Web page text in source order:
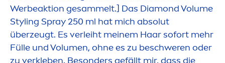
Werbeaktion gesammelt.] Das Diamond Volume
Styling Spray 250 ml hat mich absolut
überzeugt. Es verleiht meinem Haar sofort mehr
Fülle und Volumen, ohne es zu beschweren oder
zu verkleben. Besonders gefällt mir, dass die